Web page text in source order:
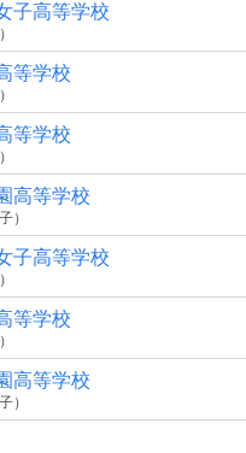
子高等学校
等学校
等学校
高等学校
）
子高等学校
等学校
高等学校
）